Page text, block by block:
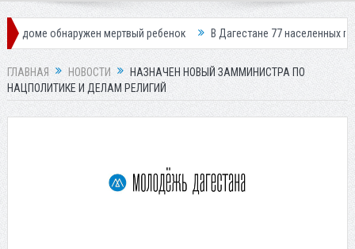
мертвый ребенок В Дагестане 77 населенных пунктов
ГЛАВНАЯ НОВОСТИ
НАЗНАЧЕН НОВЫЙ ЗАММИНИСТРА ПО
НАЦПОЛИТИКЕ И ДЕЛАМ РЕЛИГИЙ